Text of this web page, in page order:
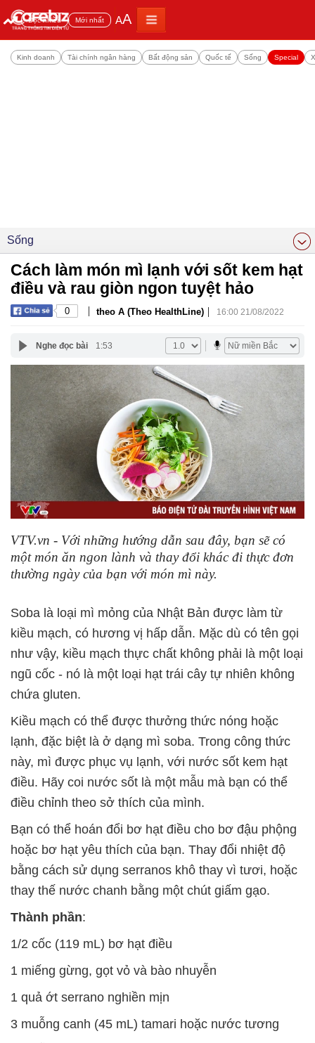
Đọc nhiều Mới nhất AA
Kinh doanh Tài chính ngân hàng Bất động sản Quốc tế Sống Special
Sống
Cách làm món mì lạnh với sốt kem hạt
điều và rau giòn ngon tuyệt hảo
0 | theo A (Theo HealthLine) | 16:00 21/08/2022
Nghe đọc bài 1:53
VTV.vn - Với những hướng dẫn sau đây, bạn sẽ có
một món ăn ngon lành và thay đổi khác đi thực đơn
thường ngày của bạn với món mì này.
Soba là loại mì mỏng của Nhật Bản được làm từ
kiều mạch, có hương vị hấp dẫn. Mặc dù có tên gọi
như vậy, kiều mạch thực chất không phải là một loại
ngũ cốc - nó là một loại hạt trái cây tự nhiên không
chứa gluten.
Kiều mạch có thể được thưởng thức nóng hoặc
lạnh, đặc biệt là ở dạng mì soba. Trong công thức
này, mì được phục vụ lạnh, với nước sốt kem hạt
điều. Hãy coi nước sốt là một mẫu mà bạn có thể
điều chỉnh theo sở thích của mình.
Bạn có thể hoán đổi bơ hạt điều cho bơ đậu phộng
hoặc bơ hạt yêu thích của bạn. Thay đổi nhiệt độ
bằng cách sử dụng serranos khô thay vì tươi, hoặc
thay thế nước chanh bằng một chút giấm gạo.
Thành phần:
1/2 cốc (119 mL) bơ hạt điều
1 miếng gừng, gọt vỏ và bào nhuyễn
1 quả ớt serrano nghiền mịn
3 muỗng canh (45 mL) tamari hoặc nước tương